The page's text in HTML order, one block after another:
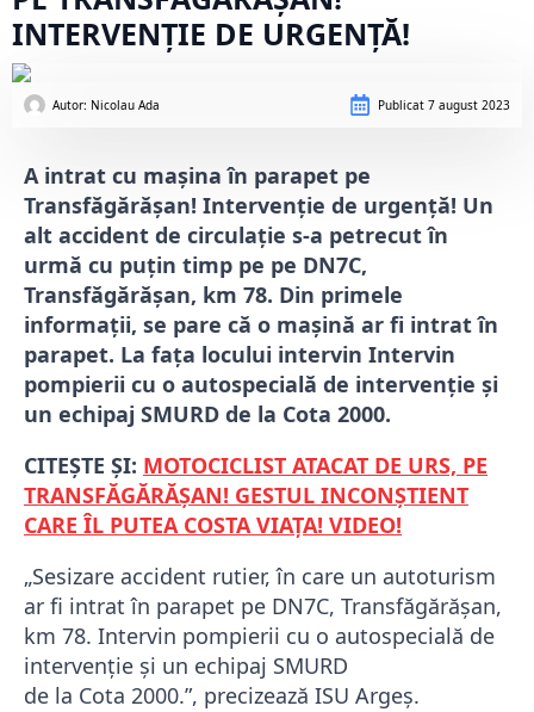
INTERVENȚIE DE URGENȚĂ!
Autor: Nicolau Ada Publicat 7 august 2023
A intrat cu mașina în parapet pe
Transfăgărășan! Intervenție de urgență! Un
alt accident de circulație s-a petrecut în
urmă cu puțin timp pe pe DN7C,
Transfăgărășan, km 78. Din primele
informații, se pare că o mașină ar fi intrat în
parapet. La fața locului intervin Intervin
pompierii cu o autospecială de intervenție și
un echipaj SMURD de la Cota 2000.
CITEȘTE ȘI: MOTOCICLIST ATACAT DE URS, PE
TRANSFĂGĂRĂȘAN! GESTUL INCONȘTIENT
CARE ÎL PUTEA COSTA VIAȚA! VIDEO!
„Sesizare accident rutier, în care un autoturism
ar fi intrat în parapet pe DN7C, Transfăgărășan,
km 78. Intervin pompierii cu o autospecială de
intervenție și un echipaj SMURD
de la Cota 2000.”, precizează ISU Argeș.